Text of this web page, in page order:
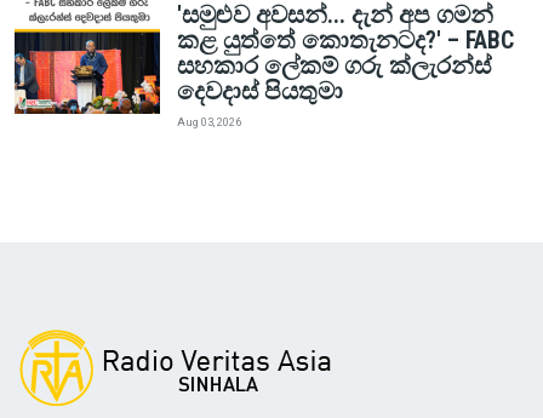
'සමුළුව අවසන්... දැන් අප ගමන්
කළ යුත්තේ කොතැනටද?' – FABC
සහකාර ලේකම් ගරු ක්ලැරන්ස්
දෙවදාස් පියතුමා
Aug 03, 2026